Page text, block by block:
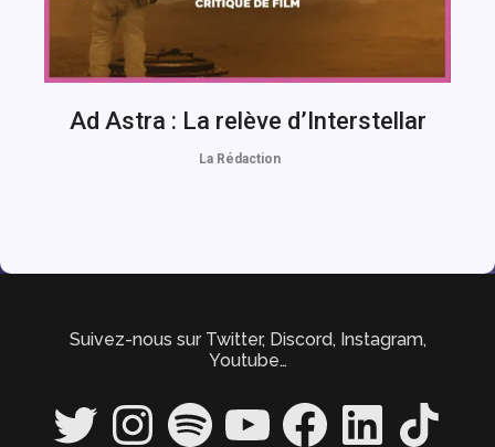
Ad Astra : La relève d’Interstellar
La Rédaction
Suivez-nous sur Twitter, Discord, Instagram,
Youtube…
Twitter InstagramSpotify YouTube FacebookLinkedIn TikTok